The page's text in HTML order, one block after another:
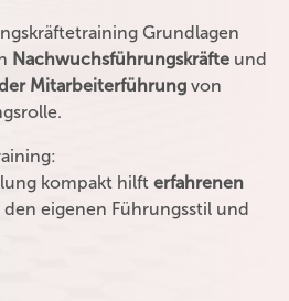
Grundlagen
Nachwuchsführungskräfte und
Mitarbeiterführung von
kompakt hilft erfahrenen
den eigenen Führungsstil und